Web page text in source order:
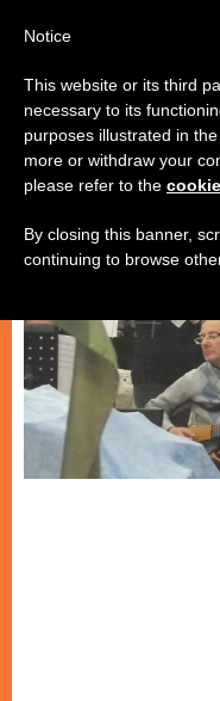
CHIESE LOCALI
Notice
This website or its third
necessary to its
purposes illustrated in
more or withdraw your
please refer to the
By closing this banner,
continuing to browse